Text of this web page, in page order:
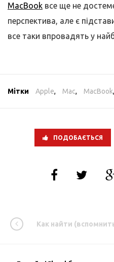
MacBook все ще не
перспектива, але є
все таки впровадять у
Мітки Apple, Mac, MacBook,
ПОДОБАЄТЬСЯ
Как найти